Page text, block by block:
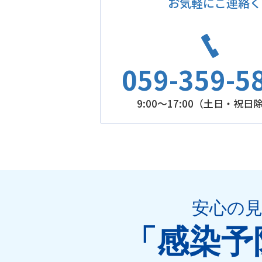
059-359-
9:00～17:00（土日・祝日
安心の
「感染